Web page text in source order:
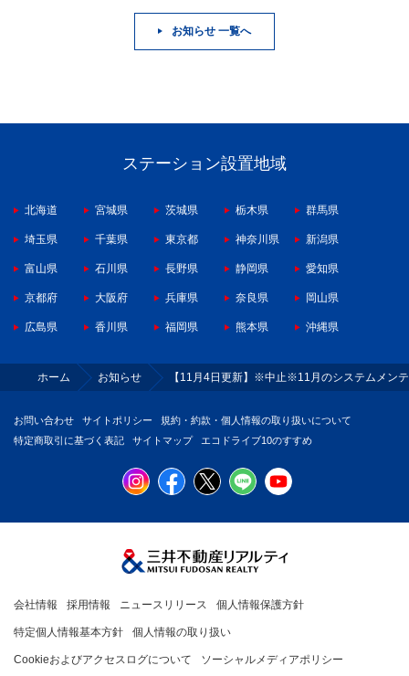
お知らせ 一覧へ
ステーション設置地域
北海道 宮城県 茨城県 栃木県 群馬県
埼玉県 千葉県 東京都 神奈川県 新潟県
富山県 石川県 長野県 静岡県 愛知県
京都府 大阪府 兵庫県 奈良県 岡山県
広島県 香川県 福岡県 熊本県 沖縄県
ホーム お知らせ 【11月4日更新】※中止※11月のシステムメン
お問い合わせ サイトポリシー
規約・約款・個人情報の取り扱いについて
特定商取引に基づく表記
サイトマップ エコドライブ10のすすめ
会社情報 採用情報 ニュースリリース 個人情報保護方針
特定個人情報基本方針 個人情報の取り扱い
Cookieおよびアクセスログについて ソーシャルメディアポリシー